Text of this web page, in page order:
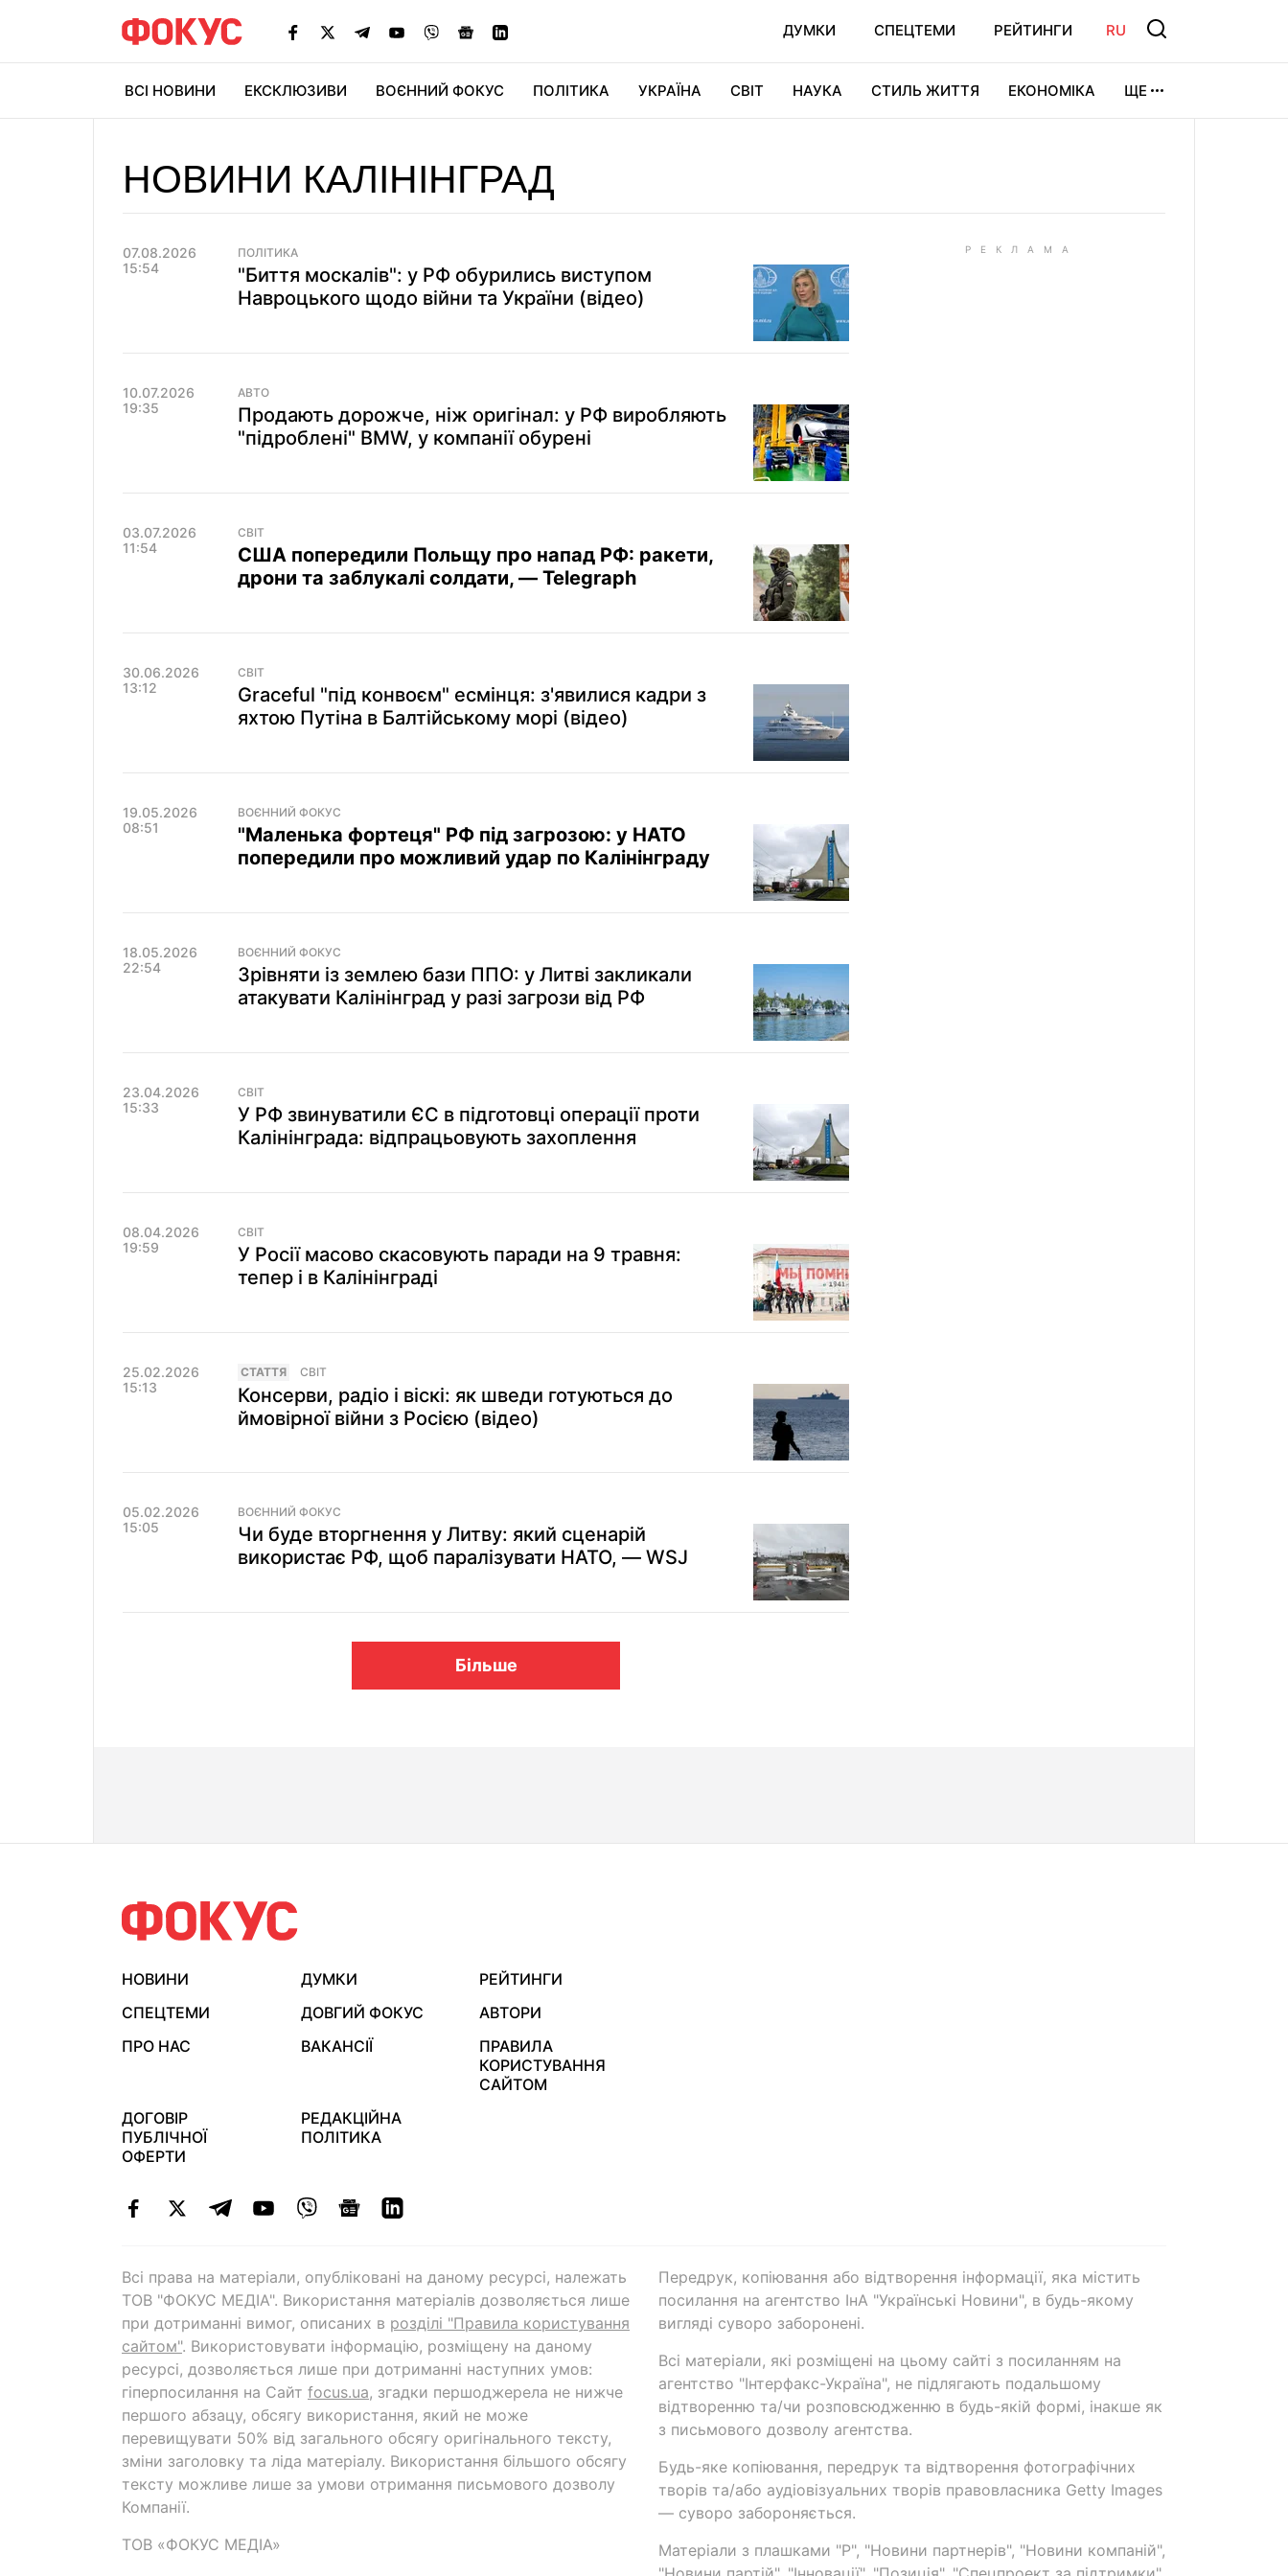
ДУМКИ СПЕЦТЕМИ РЕЙТИНГИ RU
ВСІ НОВИНИ ЕКСКЛЮЗИВИ ВОЄННИЙ ФОКУС ПОЛІТИКА УКРАЇНА СВІТ НАУКА СТИЛЬ ЖИТТЯ ЕКОНОМІКА ЩЕ
НОВИНИ КАЛІНІНГРАД
07.08.2026
15:54
ПОЛІТИКА
"Биття москалів": у РФ обурились виступом
Навроцького щодо війни та України (відео)
10.07.2026
19:35
АВТО
Продають дорожче, ніж оригінал: у РФ виробляють
"підроблені" BMW, у компанії обурені
03.07.2026
11:54
СВІТ
США попередили Польщу про напад РФ: ракети,
дрони та заблукалі солдати, — Telegraph
30.06.2026
13:12
СВІТ
Graceful "під конвоєм" есмінця: з'явилися кадри з
яхтою Путіна в Балтійському морі (відео)
19.05.2026
08:51
ВОЄННИЙ ФОКУС
"Маленька фортеця" РФ під загрозою: у НАТО
попередили про можливий удар по Калінінграду
18.05.2026
22:54
ВОЄННИЙ ФОКУС
Зрівняти із землею бази ППО: у Литві закликали
атакувати Калінінград у разі загрози від РФ
23.04.2026
15:33
СВІТ
У РФ звинуватили ЄС в підготовці операції проти
Калінінграда: відпрацьовують захоплення
08.04.2026
19:59
СВІТ
У Росії масово скасовують паради на 9 травня:
тепер і в Калінінграді
25.02.2026
15:13
СТАТТЯ СВІТ
Консерви, радіо і віскі: як шведи готуються до
ймовірної війни з Росією (відео)
05.02.2026
15:05
ВОЄННИЙ ФОКУС
Чи буде вторгнення у Литву: який сценарій
використає РФ, щоб паралізувати НАТО, — WSJ
Більше
НОВИНИ ДУМКИ
РЕЙТИНГИ
СПЕЦТЕМИ
ДОВГИЙ ФОКУС
АВТОРИ
ПРО НАС
ВАКАНСІЇ
ПРАВИЛА
КОРИСТУВАННЯ
САЙТОМ
ДОГОВІР
ПУБЛІЧНОЇ
ОФЕРТИ
РЕДАКЦІЙНА
ПОЛІТИКА
Всі права на матеріали, опубліковані на даному ресурсі, належать
ТОВ "ФОКУС МЕДІА". Використання матеріалів дозволяється лише
при дотриманні вимог, описаних в розділі "Правила користування
сайтом". Використовувати інформацію, розміщену на даному
ресурсі, дозволяється лише при дотриманні наступних умов:
гіперпосилання на Cайт focus.ua, згадки першоджерела не нижче
першого абзацу, обсягу використання, який не може
перевищувати 50% від загального обсягу оригінального тексту,
зміни заголовку та ліда матеріалу. Використання більшого обсягу
тексту можливе лише за умови отримання письмового дозволу
Компанії.
ТОВ «ФОКУС МЕДІА»
Передрук, копіювання або відтворення інформації, яка містить
посилання на агентство ІнА "Українські Новини", в будь-якому
вигляді суворо заборонені.
Всі матеріали, які розміщені на цьому сайті з посиланням на
агентство "Інтерфакс-Україна", не підлягають подальшому
відтворенню та/чи розповсюдженню в будь-якій формі, інакше як
з письмового дозволу агентства.
Будь-яке копіювання, передрук та відтворення фотографічних
творів та/або аудіовізуальних творів правовласника Getty Images
— суворо забороняється.
Матеріали з плашками "Р", "Новини партнерів", "Новини компаній",